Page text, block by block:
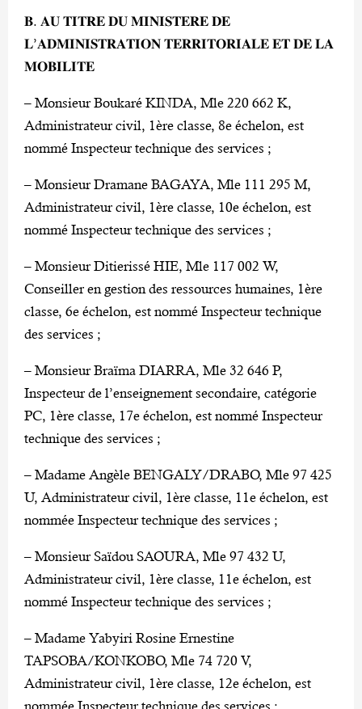
𝐁. 𝐀𝐔 𝐓𝐈𝐓𝐑𝐄 𝐃𝐔 𝐌𝐈𝐍𝐈𝐒𝐓𝐄𝐑𝐄 𝐃𝐄
𝐋’𝐀𝐃𝐌𝐈𝐍𝐈𝐒𝐓𝐑𝐀𝐓𝐈𝐎𝐍 𝐓𝐄𝐑𝐑𝐈𝐓𝐎𝐑𝐈𝐀𝐋𝐄 𝐄𝐓 𝐃𝐄 𝐋𝐀
𝐌𝐎𝐁𝐈𝐋𝐈𝐓𝐄
– Monsieur Boukaré KINDA, Mle 220 662 K,
Administrateur civil, 1ère classe, 8e échelon, est
nommé Inspecteur technique des services ;
– Monsieur Dramane BAGAYA, Mle 111 295 M,
Administrateur civil, 1ère classe, 10e échelon, est
nommé Inspecteur technique des services ;
– Monsieur Ditierissé HIE, Mle 117 002 W,
Conseiller en gestion des ressources humaines, 1ère
classe, 6e échelon, est nommé Inspecteur technique
des services ;
– Monsieur Braïma DIARRA, Mle 32 646 P,
Inspecteur de l’enseignement secondaire, catégorie
PC, 1ère classe, 17e échelon, est nommé Inspecteur
technique des services ;
– Madame Angèle BENGALY/DRABO, Mle 97 425
U, Administrateur civil, 1ère classe, 11e échelon, est
nommée Inspecteur technique des services ;
– Monsieur Saïdou SAOURA, Mle 97 432 U,
Administrateur civil, 1ère classe, 11e échelon, est
nommé Inspecteur technique des services ;
– Madame Yabyiri Rosine Ernestine
TAPSOBA/KONKOBO, Mle 74 720 V,
Administrateur civil, 1ère classe, 12e échelon, est
nommée Inspecteur technique des services ;